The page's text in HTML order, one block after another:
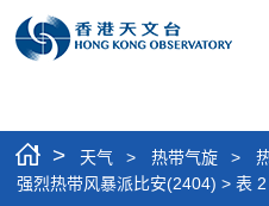
> 天气 > 热带气旋 >
强烈热带风暴派比安(2404) > 表 2